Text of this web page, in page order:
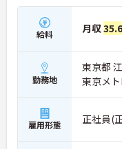
給料 月収
勤務地
東京都
東京メ
雇用形態 正社員(